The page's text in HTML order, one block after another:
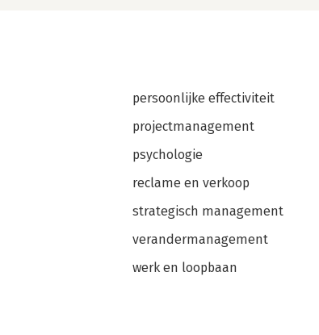
persoonlijke effectiviteit
projectmanagement
psychologie
reclame en verkoop
strategisch management
verandermanagement
werk en loopbaan